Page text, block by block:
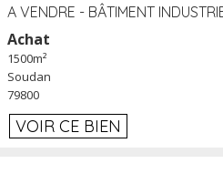
Achat
1500m²
Soudan
79800
VOIR CE BIEN